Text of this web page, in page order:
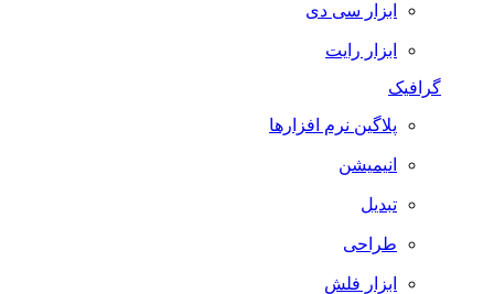
ابزار سی دی
ابزار رایت
گرافیک
پلاگین نرم افزارها
انیمیشن
تبدیل
طراحی
ابزار فلش